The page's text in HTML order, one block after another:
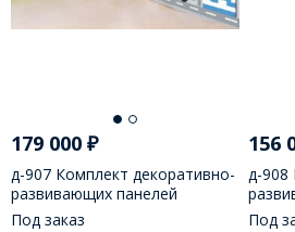
179 000 ₽
д-907 Комплект декоративно-
развивающих панелей
"Медицина"
Под заказ
156
д-908
Под